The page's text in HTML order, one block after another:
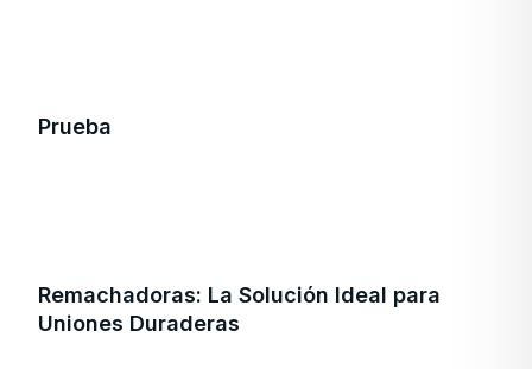
Prueba
Remachadoras: La Solución Ideal para
Uniones Duraderas